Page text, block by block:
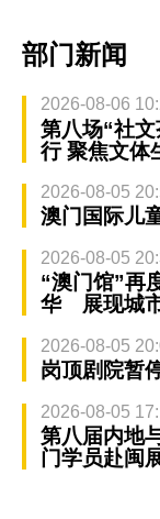
部门新闻
2026-08-06
第八场“社
行 聚焦文
2026-08-05
澳门国际儿
2026-08-05
“澳门馆”再
华 展现城
2026-08-05
岗顶剧院暂
2026-08-05
第八届内地
门学员赴闽